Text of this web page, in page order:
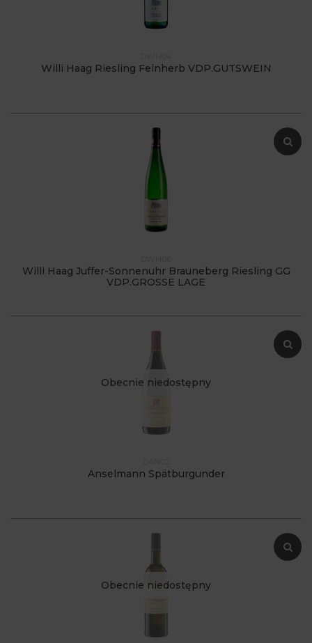
Willi Haag Riesling Feinherb VDP.GUTSWEIN
Willi Haag Juffer-Sonnenuhr Brauneberg Riesling GG
VDP.GROSSE LAGE
Obecnie niedostępny
Anselmann Spätburgunder
Obecnie niedostępny